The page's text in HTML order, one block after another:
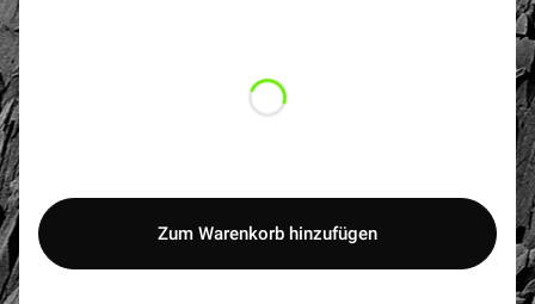
Zum Warenkorb hinzufügen